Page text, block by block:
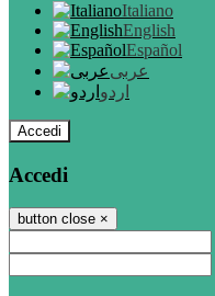
Italiano
English
Español
عربى
اردو
Accedi
Accedi
button close ×